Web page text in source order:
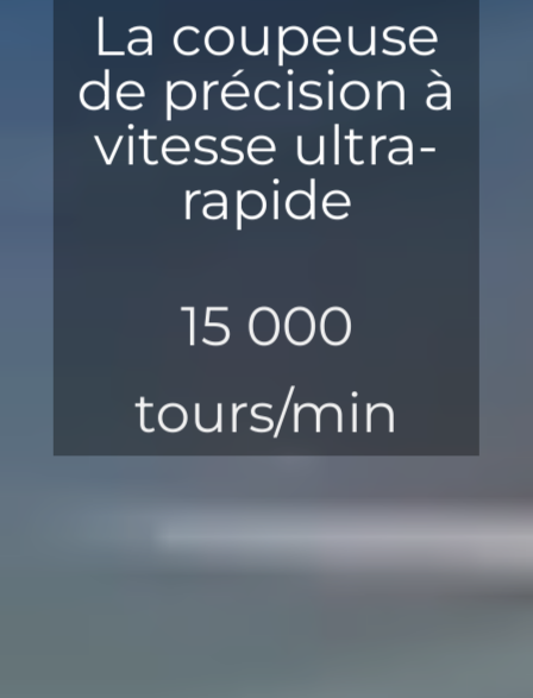
La coupeuse
de précision à
vitesse ultra-
rapide
15 000
tours/min